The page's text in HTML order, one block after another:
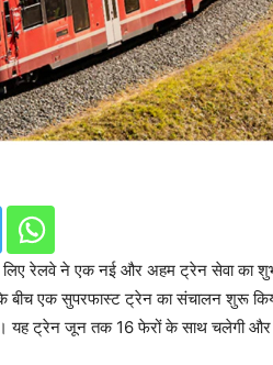
रेलवे ने एक नई और अहम ट्रेन सेवा का
बीच एक सुपरफास्ट ट्रेन का संचालन शुरू
यह ट्रेन जून तक 16 फेरों के साथ चलेगी और